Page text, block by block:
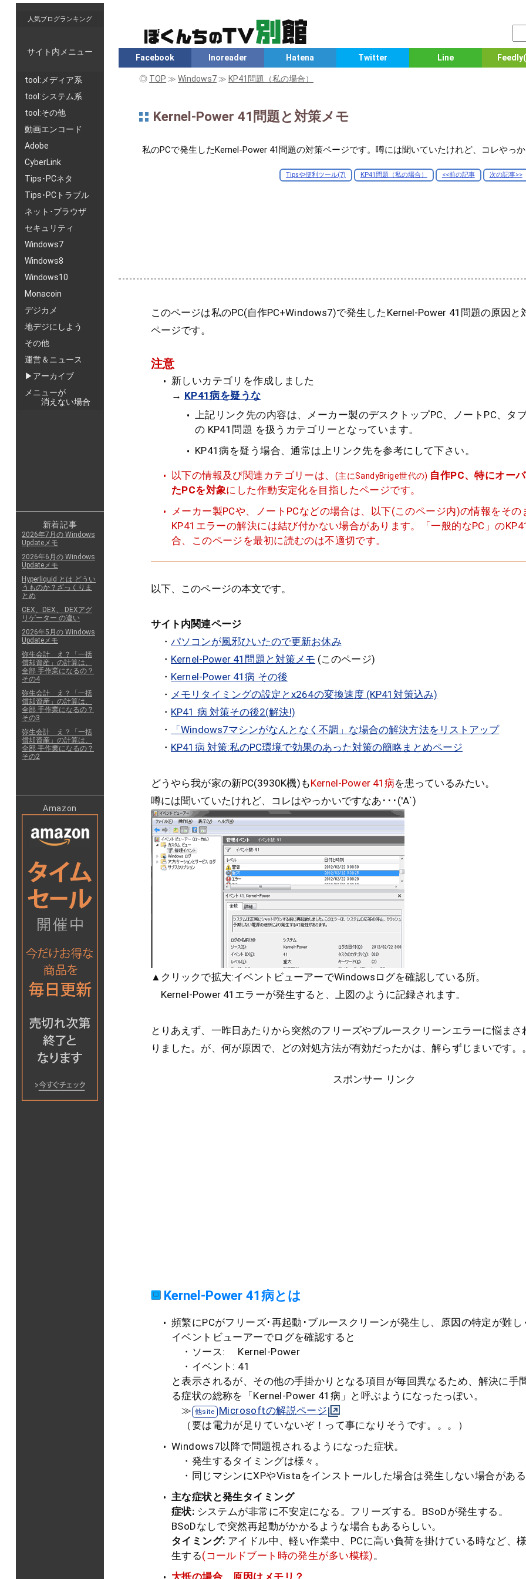
人気ブログランキング
サイト内メニュー
tool:メディア系
tool:システム系
tool:その他
動画エンコード
Adobe
CyberLink
Tips･PCネタ
Tips･PCトラブル
ネット･ブラウザ
セキュリティ
Windows7
Windows8
Windows10
Monacoin
デジカメ
地デジにしよう
その他
運営＆ニュース
▶アーカイブ
メニューが
消えない場合
Facebook Inoreader Hatena Twitter Line
◎ TOP ≫ Windows7≫ KP41問題（私の場合）
Kernel-Power 41問題と対策メモ
私のPCで発生したKernel-Power 41問題の対策ページです。噂には聞いていたけれど、コレやっ
Tipsや便利ツール(7) KP41問題（私の場合） <<前の記事 次の記事>>
このページは私のPC(自作PC+Windows7)で発生したKernel-Power 41問題の原因と
ページです。
注意
新しいカテゴリを作成しました
→ KP41病を疑うな
上記リンク先の内容は、メーカー製のデスクトップPC、ノートPC、タ
の KP41問題 を扱うカテゴリーとなっています。
KP41病を疑う場合、通常は上リンク先を参考にして下さい。
以下の情報及び関連カテゴリーは、 (主にSandyBrige世代の) 自作PC、特にオー
たPCを対象にした作動安定化を目指したページです。
メーカー製PCや、ノートPCなどの場合は、以下(このページ内)の情報をその
KP41エラーの解決には結び付かない場合があります。「一般的なPC」の
合、このページを最初に読むのは不適切です。
以下、このページの本文です。
サイト内関連ページ
・パソコンが風邪ひいたので更新お休み
・ Kernel-Power 41問題と対策メモ (このページ)
・ Kernel-Power 41病 その後
・ メモリタイミングの設定とx264の変換速度 (KP41対策込み)
・ KP41 病 対策その後2(解決!)
・
「Windows7マシンがなんとなく不調」な場合の解決方法をリストアップ
・ KP41病 対策:私のPC環境で効果のあった対策の簡略まとめページ
どうやら我が家の新PC(3930K機)もKernel-Power 41病を患っているみたい。
噂には聞いていたけれど、コレはやっかいですなあ･･･('Α`)
▲クリックで拡大:イベントビューアーでWindowsログを確認している所。
Kernel-Power 41エラーが発生すると、上図のように記録されます。
とりあえず、一昨日あたりから突然のフリーズやブルースクリーンエラーに悩まさ
りました。が、何が原因で、どの対処方法が有効だったかは、解らずじまいです。
スポンサー リンク
Kernel-Power 41病とは
頻繁にPCがフリーズ･再起動･ブルースクリーンが発生し、原因の特定が難し
イベントビューアーでログを確認すると
・ソース: Kernel-Power
・イベント: 41
と表示されるが、その他の手掛かりとなる項目が毎回異なるため、解決に手
る症状の総称を「Kernel-Power 41病」と呼ぶようになったっぽい。
≫
Microsoftの解説ページ
（要は電力が足りていないぞ！って事になりそうです。。。）
Windows7以降で問題視されるようになった症状。
・発生するタイミングは様々。
・同じマシンにXPやVistaをインストールした場合は発生しない場合がある
主な症状と発生タイミング
症状: システムが非常に不安定になる。フリーズする。BSoDが発生する。
BSoDなしで突然再起動がかかるような場合もあるらしい。
タイミング: アイドル中、軽い作業中、PCに高い負荷を掛けている時など、
生する(コールドブート時の発生が多い模様)。
新着記事
2026年7月の Windows
Updateメモ
2026年6月の Windows
Updateメモ
Hyperliquid とは どうい
うものか？ざっくりま
とめ
CEX、DEX、 DEXアグ
リゲーター の違い
2026年5月の Windows
Updateメモ
弥生会計 え？「一括
償却資産」の計算は、
全部 手作業になるの？
その4
弥生会計 え？「一括
償却資産」の計算は、
全部 手作業になるの？
その3
弥生会計 え？「一括
償却資産」の計算は、
全部 手作業になるの？
その2
Amazon